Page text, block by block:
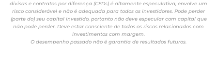
divisas e contratos por diferença (CFDs) é altamente especulativa, envolve um
risco considerável e não é adequada para todos os investidores. Pode perder
(parte do) seu capital investido, portanto não deve especular com capital que
não pode perder. Deve estar consciente de todos os riscos relacionados com
investimentos com margem.
O desempenho passado não é garantia de resultados futuros.